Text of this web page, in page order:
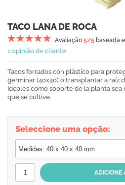
TACO LANA DE ROCA
Avaliação 5/5 baseada
1 opinião de cliente
Tacos forrados con plástico para
germinar (40x40) o transplantar a raíz
Ideales como soporte de la planta
que se cultive.
Seleccione uma opção: